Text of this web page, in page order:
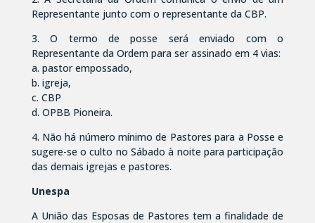
Representante junto com o representante da CBP.
3. O termo de posse será enviado com o
Representante da Ordem para ser assinado em 4 vias:
a. pastor empossado,
b. igreja,
c. CBP
d. OPBB Pioneira.
4. Não há número mínimo de Pastores para a Posse e
sugere-se o culto no Sábado à noite para participação
das demais igrejas e pastores.
Unespa
A União das Esposas de Pastores tem a finalidade de